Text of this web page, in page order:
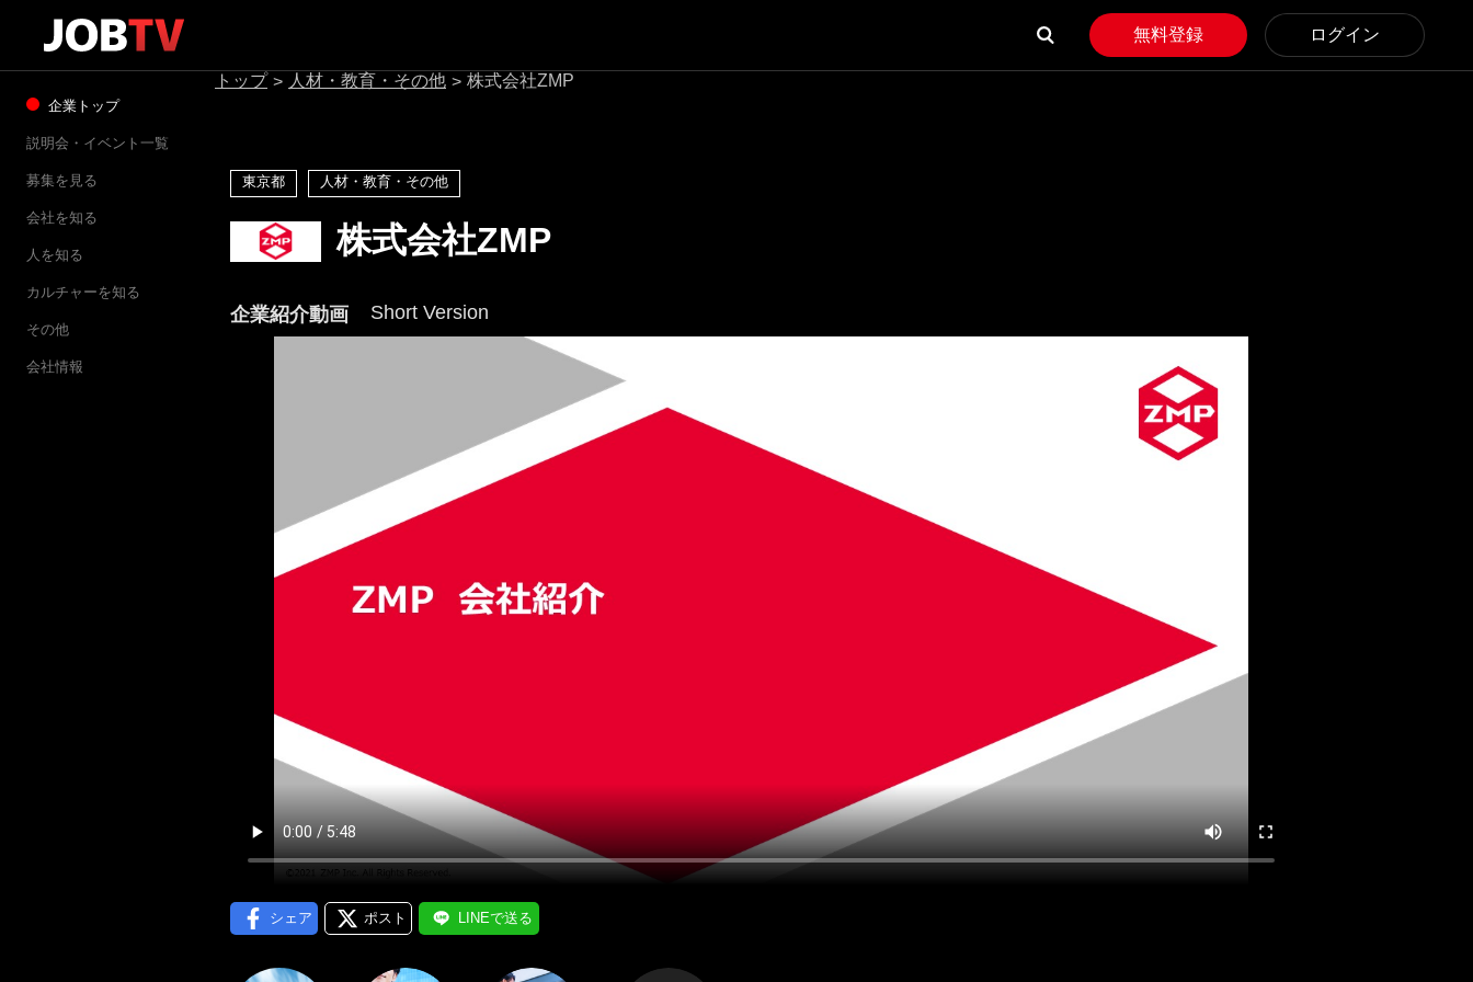
無料登録 ログイン
企業トップ
説明会・イベント一覧
募集を見る
会社を知る
人を知る
カルチャーを知る
その他
会社情報
トップ > 人材・教育・その他 > 株式会社ZMP
東京都 人材・教育・その他
株式会社ZMP
企業紹介動画 Short Version
シェア ポスト LINEで送る
にはプロフィール画像のアップロードが必要です